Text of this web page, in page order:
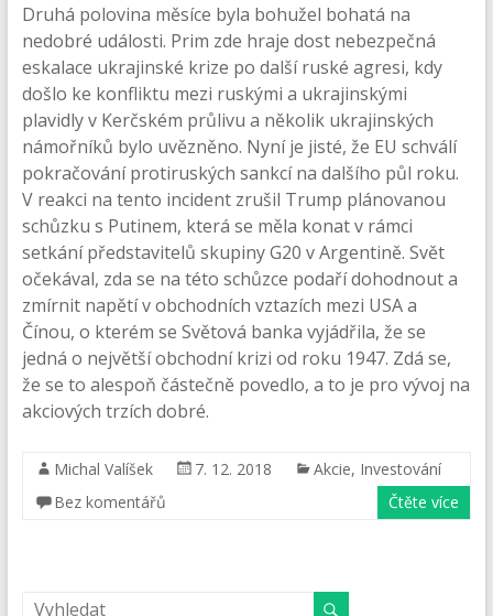
Druhá polovina měsíce byla bohužel bohatá na
nedobré události. Prim zde hraje dost nebezpečná
eskalace ukrajinské krize po další ruské agresi, kdy
došlo ke konfliktu mezi ruskými a ukrajinskými
plavidly v Kerčském průlivu a několik ukrajinských
námořníků bylo uvězněno. Nyní je jisté, že EU schválí
pokračování protiruských sankcí na dalšího půl roku.
V reakci na tento incident zrušil Trump plánovanou
schůzku s Putinem, která se měla konat v rámci
setkání představitelů skupiny G20 v Argentině. Svět
očekával, zda se na této schůzce podaří dohodnout a
zmírnit napětí v obchodních vztazích mezi USA a
Čínou, o kterém se Světová banka vyjádřila, že se
jedná o největší obchodní krizi od roku 1947. Zdá se,
že se to alespoň částečně povedlo, a to je pro vývoj na
akciových trzích dobré.
Michal Valíšek 7. 12. 2018 Akcie, Investování
Bez komentářů
Čtěte více